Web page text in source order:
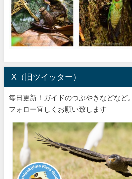
X（旧ツイッター）
毎日更新！ガイドのつぶやきなどなど。
フォロー宜しくお願い致します